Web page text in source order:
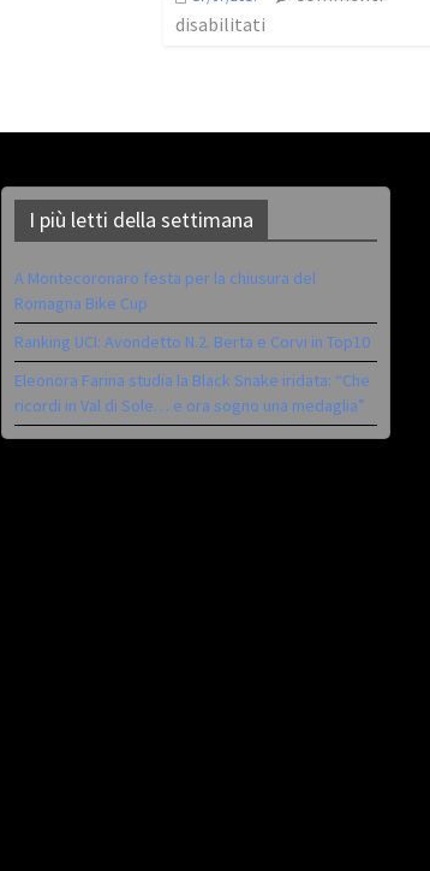
disabilitati
I più letti della settimana
A Montecoronaro festa per la chiusura del
Romagna Bike Cup
Ranking UCI: Avondetto N.2. Berta e Corvi in Top10
Eleonora Farina studia la Black Snake iridata: “Che
ricordi in Val di Sole… e ora sogno una medaglia”